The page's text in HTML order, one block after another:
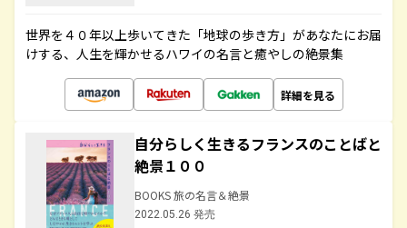
世界を４０年以上歩いてきた「地球の歩き方」があなたにお届
けする、人生を輝かせるハワイの名言と癒やしの絶景集
詳細を見る
自分らしく生きるフランスのことばと
絶景１００
BOOKS 旅の名言＆絶景
2022.05.26 発売